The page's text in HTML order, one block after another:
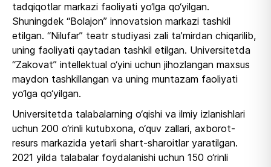
tadqiqotlar markazi faoliyati yo‘lga qo‘yilgan.
Shuningdek “Bolajon” innovatsion markazi tashkil
etilgan. “Nilufar” teatr studiyasi zali ta’mirdan chiqarilib,
uning faoliyati qaytadan tashkil etilgan. Universitetda
“Zakovat” intellektual o‘yini uchun jihozlangan maxsus
maydon tashkillangan va uning muntazam faoliyati
yo‘lga qo‘yilgan.
Universitetda talabalarning o‘qishi va ilmiy izlanishlari
uchun 200 o‘rinli kutubxona, o‘quv zallari, axborot-
resurs markazida yetarli shart-sharoitlar yaratilgan.
2021 yilda talabalar foydalanishi uchun 150 o‘rinli